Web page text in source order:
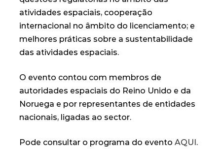
atividades espaciais, cooperação
internacional no âmbito do licenciamento; e
melhores práticas sobre a sustentabilidade
das atividades espaciais.
O evento contou com membros de
autoridades espaciais do Reino Unido e da
Noruega e por representantes de entidades
nacionais, ligadas ao sector.
Pode consultar o programa do evento AQUI.